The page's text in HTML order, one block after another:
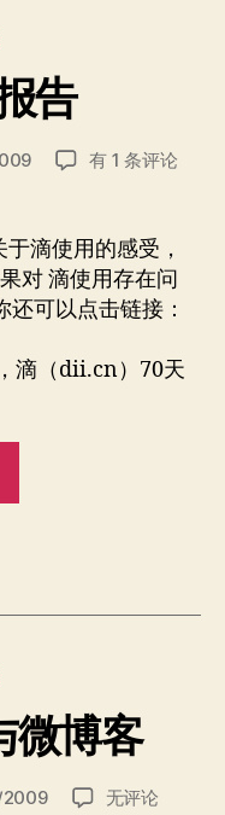
传
播”告
“滴”
报
告
有 1 条评论
滴使用的感受，
对 滴使用存在问
还可以点击链接：
滴（dii.cn）70天
微博客
媒
无评论